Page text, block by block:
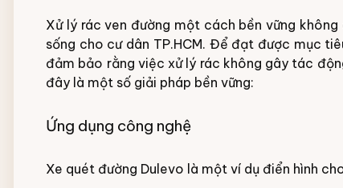
Xử lý rác ven đường một cách bền vững
sống cho cư dân TP.HCM. Để đạt được mục
đảm bảo rằng việc xử lý rác không gây tác
đây là một số giải pháp bền vững:
Ứng dụng công nghệ
Xe quét đường Dulevo là một ví dụ điển hình